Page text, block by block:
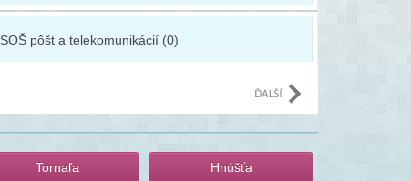
SOŠ pôšt a telekomunikácií (0)
Tornaľa Hnúšťa